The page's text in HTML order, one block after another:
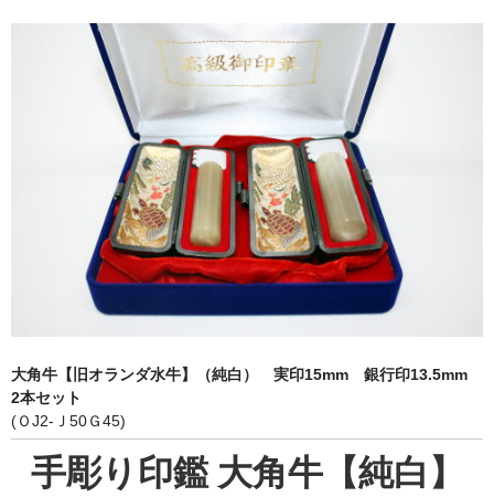
印章の本場 山梨
一級印章彫刻技能士
印鑑の書体
象牙印鑑の種類
お客様の声
ご利用案内
お問い合わせ
大角牛【旧オランダ水牛】（純白） 実印15mm 銀行印13.5mm
2本セット
(ＯJ2-Ｊ50Ｇ45)
手彫り印鑑 大角牛【純白】